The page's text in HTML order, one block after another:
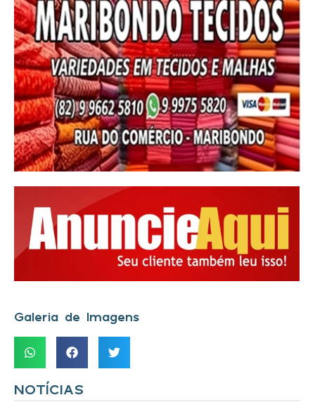
Galeria de Imagens
NOTÍCIAS